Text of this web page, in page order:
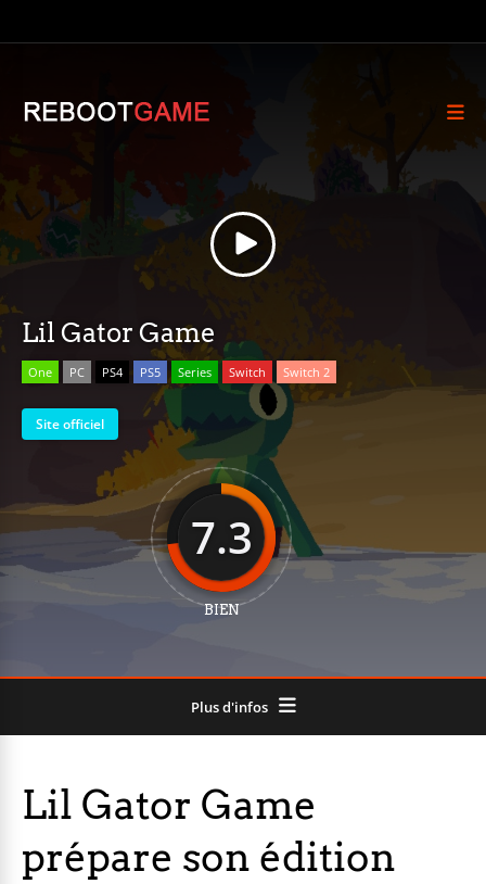
Lil Gator Game
One PC PS4 PS5 Series Switch Switch 2
Site officiel
7.3
BIEN
Plus d'infos
Lil Gator Game
prépare son édition